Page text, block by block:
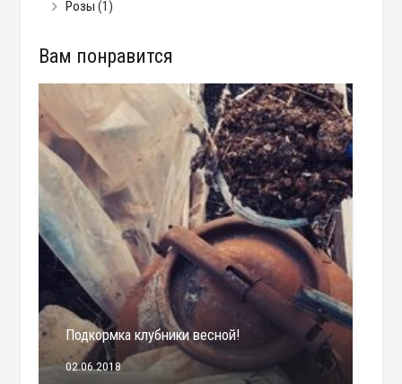
Розы (1)
Вам понравится
Подкормка клубники весной!
02.06.2018